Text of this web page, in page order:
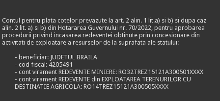
Contul pentru plata cotelor prevazute la art. 2 alin. 1 lit.a) si b) si dupa caz
alin. 2 lit. a) si b) din Hotararea Guvernului nr. 70/2022, pentru aprobarea
procedurii privind incasarea redeventei obtinute prin concesionare din
activitati de exploatare a resurselor de la suprafata ale statului:
- beneficiar: JUDETUL BRAILA
- cod fiscal: 4205491
- cont virament REDEVENTE MINIERE: RO32TREZ15121A300501XXXX
- cont virament REDEVENTE din EXPLOATAREA TERENURILOR CU
DESTINATIE AGRICOLA: RO14TREZ15121A300505XXXX